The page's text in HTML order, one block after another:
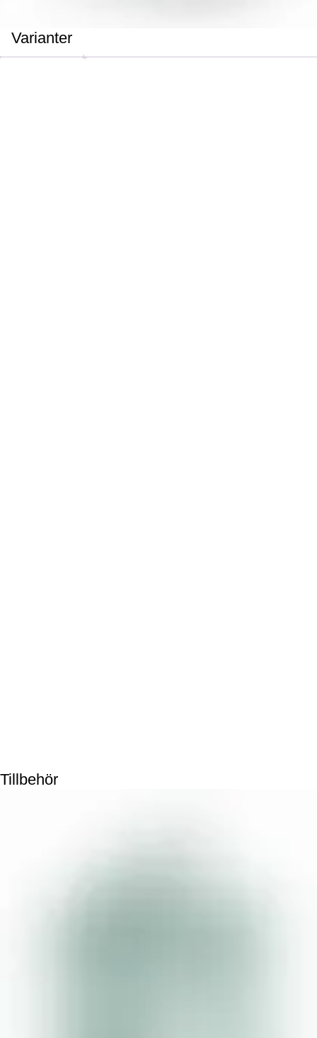
Varianter
Tillbehör